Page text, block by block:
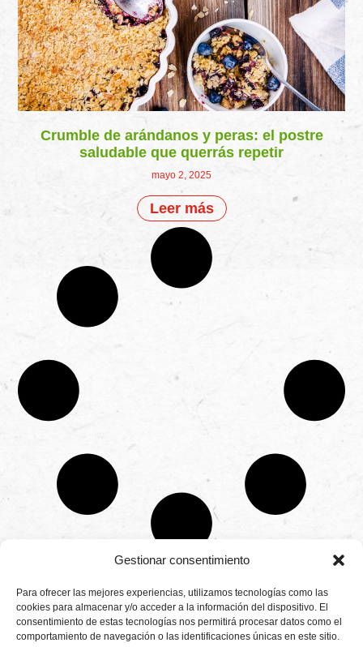
Gestionar consentimiento
Para ofrecer las mejores experiencias, utilizamos tecnologías como las
cookies para almacenar y/o acceder a la información del dispositivo. El
consentimiento de estas tecnologías nos permitirá procesar datos como el
comportamiento de navegación o las identificaciones únicas en este sitio.
Crumble de arándanos y peras: el postre
saludable que querrás repetir
mayo 2, 2025
Leer más
Productores
de
fresas,
CONTÁCTANOS
Camino de
Montemayor s/n
21800 Moguer.
Huelva ESPAÑA.
Aviso legal
Política de
privacidad